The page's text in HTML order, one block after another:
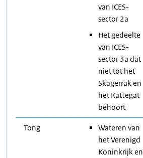
van ICES-
sector 2a
Het gedeelte
van ICES-
sector 3a dat
niet tot het
Skagerrak en
het Kattegat
behoort
Tong
Wateren van
het Verenigd
Koninkrijk en